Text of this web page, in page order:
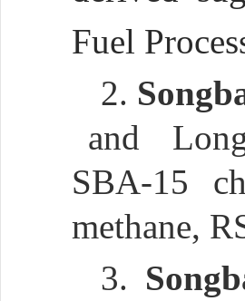
Fuel
2.
and
SBA-15
methane,
3.